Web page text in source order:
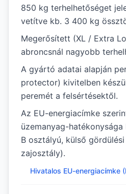
850 kg terhelhetőséget
vetítve kb. 3 400 kg
Megerősített (XL / Extra
abroncsnál nagyobb
A gyártó adatai alapján
protector) kivitelben
peremét a felsértésektől.
Az EU-energiacímke
üzemanyag-hatékonysága
B osztályú, külső
zajosztály).
Hivatalos EU-energiacímke